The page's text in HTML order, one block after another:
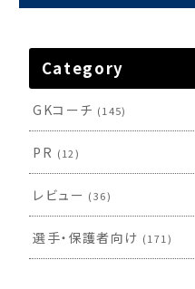
Category
GKコーチ (145)
PR (12)
レビュー (36)
選手・保護者向け (171)